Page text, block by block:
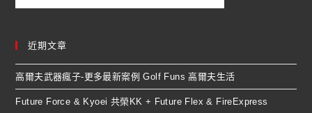
近期文章
高爾夫武器瘋子-更多最新案例 Golf Funs 高爾夫生活
Future Force & Kyoei 共榮KK + Future Flex & FireExpress